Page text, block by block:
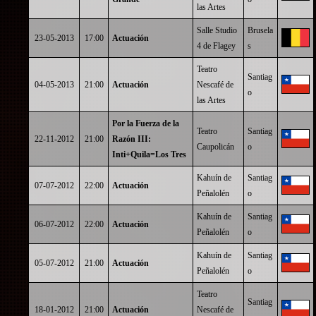
las Artes
23-05-2013 17:00 Actuación
Salle Studio
4 de Flagey
Brusela
s
04-05-2013 21:00 Actuación
Teatro
Nescafé de
las Artes
Santiag
o
22-11-2012 21:00
Por la Fuerza de la
Razón III:
Inti+Quila=Los Tres
Teatro
Caupolicán
Santiag
o
07-07-2012 22:00 Actuación
Kahuín de
Peñalolén
Santiag
o
06-07-2012 22:00 Actuación
Kahuín de
Peñalolén
Santiag
o
05-07-2012 21:00 Actuación
Kahuín de
Peñalolén
Santiag
o
18-01-2012 21:00 Actuación
Teatro
Nescafé de
Santiag